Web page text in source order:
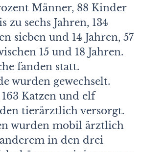
Männer, 88 Kinder
zu sechs Jahren, 134
sieben und 14 Jahren, 57
15 und 18 Jahren.
fanden statt.
wurden gewechselt.
Katzen und elf
tierärztlich versorgt.
wurden mobil ärztlich
in den drei